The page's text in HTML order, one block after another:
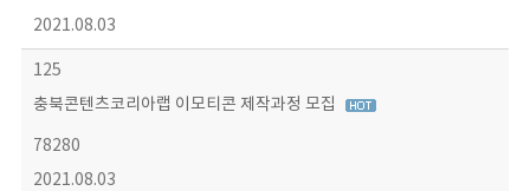
2021.08.03
125
충북콘텐츠코리아랩 이모티콘 제작과정 모집
78280
2021.08.03